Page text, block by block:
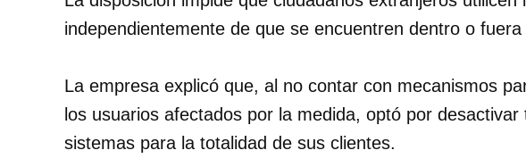
independientemente de que se encuentren dentro o
La empresa explicó que, al no contar con mecanismos
los usuarios afectados por la medida, optó por
sistemas para la totalidad de sus clientes.